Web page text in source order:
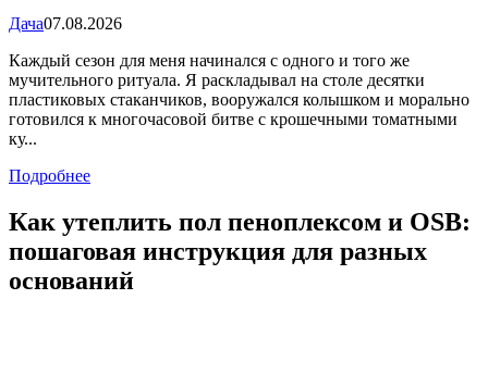
Дача07.08.2026
Каждый сезон для меня начинался с одного и того же
мучительного ритуала. Я раскладывал на столе десятки
пластиковых стаканчиков, вооружался колышком и морально
готовился к многочасовой битве с крошечными томатными
ку...
Подробнее
Как утеплить пол пеноплексом и OSB:
пошаговая инструкция для разных
оснований